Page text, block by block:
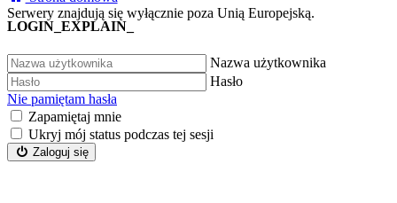
Serwery znajdują się wyłącznie poza Unią Europejską.
LOGIN_EXPLAIN_
Nazwa użytkownika
Hasło
Nie pamiętam hasła
Zapamiętaj mnie
Ukryj mój status podczas tej sesji
Zaloguj się